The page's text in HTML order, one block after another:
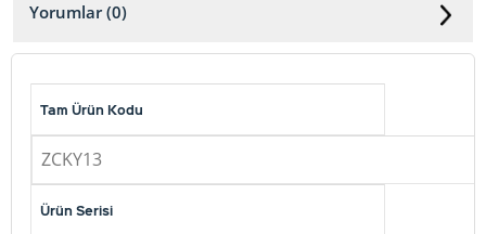
Yorumlar (0)
Tam Ürün Kodu
ZCKY13
Ürün Serisi